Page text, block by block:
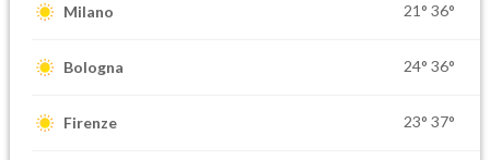
Milano 21° 36°
Bologna 24° 36°
Firenze 23° 37°